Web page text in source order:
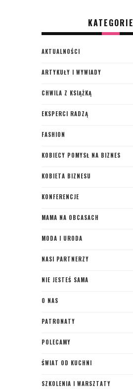
KATEGORIE
AKTUALNOŚCI
ARTYKUŁY I WYWIADY
CHWILA Z KSIĄŻKĄ
EKSPERCI RADZĄ
FASHION
KOBIECY POMYSŁ NA BIZNES
KOBIETA BIZNESU
KONFERENCJE
MAMA NA OBCASACH
MODA I URODA
NASI PARTNERZY
NIE JESTEŚ SAMA
O NAS
PATRONATY
POLECAMY
ŚWIAT OD KUCHNI
SZKOLENIA I WARSZTATY